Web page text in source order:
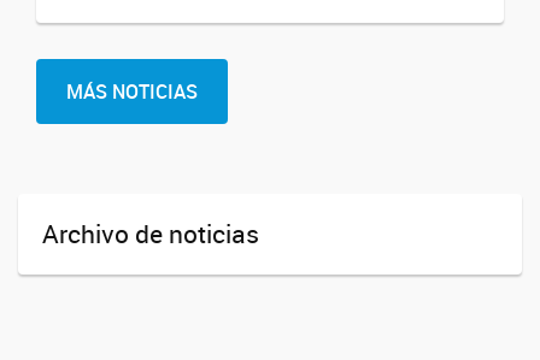
MÁS NOTICIAS
Archivo de noticias